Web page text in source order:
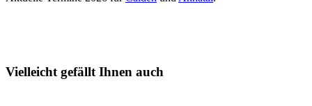
Vielleicht gefällt Ihnen auch